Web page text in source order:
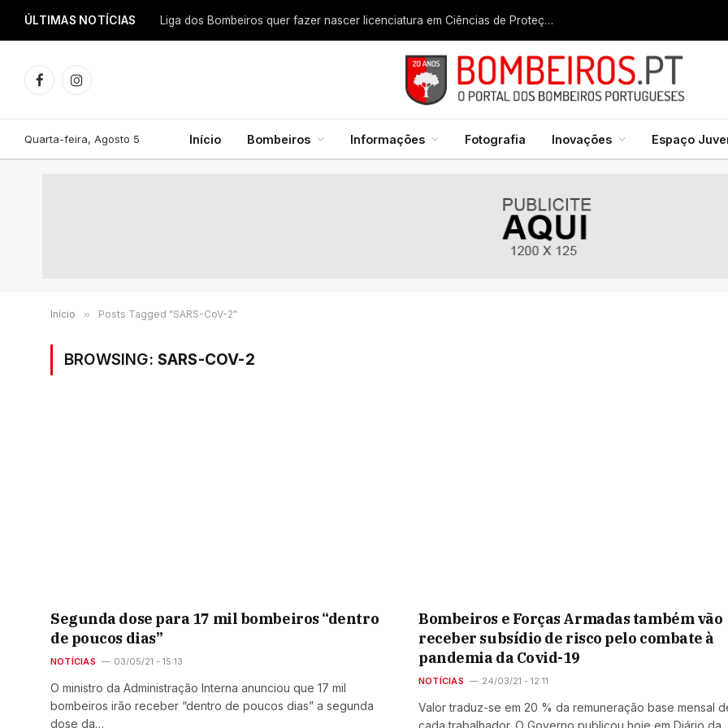
ÚLTIMAS NOTÍCIAS Liga dos Bombeiros quer fazer nascer licenciatura em Ciências de Proteção Civil e Bombeiros
FacebookInstagram
Quarta-feira, Agosto 5 Início Bombeiros Informações Fotografia Inovações Espaço
Início » Posts Tagged "SARS-CoV-2"
BROWSING: SARS-COV-2
Segunda dose para 17 mil bombeiros “dentro
de poucos dias”
NOTÍCIAS 03/05/21 - 15:13
O ministro da Administração Interna anunciou que 17 mil
bombeiros irão receber “dentro de poucos dias” a segunda
dose da…
Bombeiros e Forças Armadas também vão
receber subsídio de risco pelo combate à
pandemia da Covid-19
NOTÍCIAS 24/03/21 - 12:11
Valor traduz-se em 20 % da remuneração base mensal
cada trabalhador. O Governo publicou hoje em Diário da